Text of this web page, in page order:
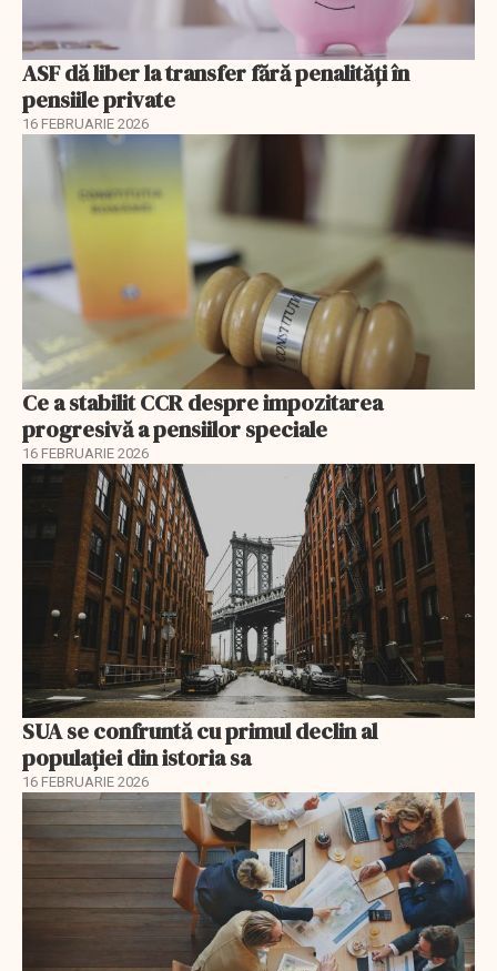
ASF dă liber la transfer fără penalități în
pensiile private
16 FEBRUARIE 2026
Ce a stabilit CCR despre impozitarea
progresivă a pensiilor speciale
16 FEBRUARIE 2026
SUA se confruntă cu primul declin al
populației din istoria sa
16 FEBRUARIE 2026